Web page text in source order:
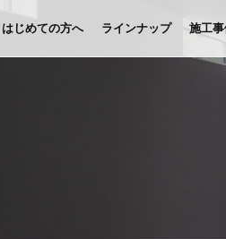
はじめての方へ ラインナップ 施工